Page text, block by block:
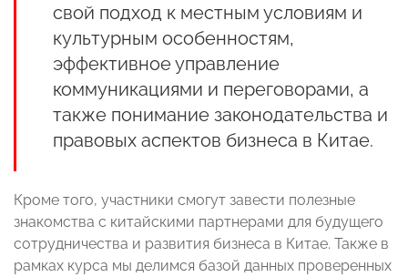
свой подход к местным условиям и
культурным особенностям,
эффективное управление
коммуникациями и переговорами, а
также понимание законодательства и
правовых аспектов бизнеса в Китае.
Кроме того, участники смогут завести полезные
знакомства с китайскими партнерами для будущего
сотрудничества и развития бизнеса в Китае. Также в
рамках курса мы делимся базой данных проверенных